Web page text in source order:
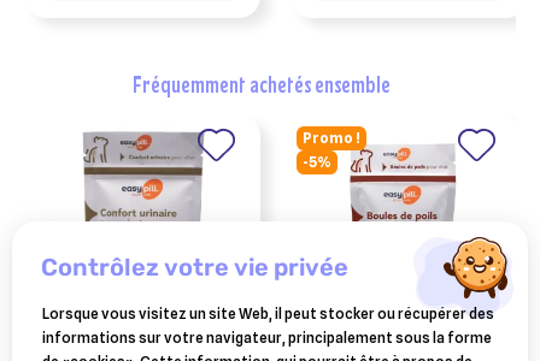
fréquemment achetés ensemble
OSALIA
Promo !
-5%
OSALIA
contrôlez votre vie privée
Lorsque vous visitez un site Web, il peut stocker ou récupérer des
informations sur votre navigateur, principalement sous la forme